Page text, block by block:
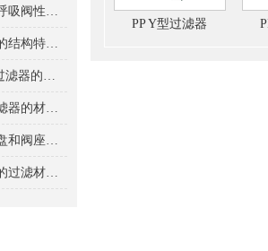
· 解析使用环境对PP呼吸阀性能的影响
· 概述PP塑料阻火器的结构特点及其优势
· 解析PVC塑料篮式过滤器的结构特点
· 关于PP塑料篮式过滤器的材料构成解析
· 聊聊PP呼吸阀的阀盘和阀座材质及其重要性
· 概述PP袋式过滤器的过滤材料选择与应用
PP Y型过滤器